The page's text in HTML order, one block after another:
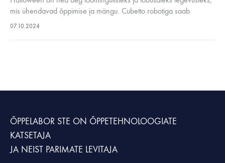
mis ühendavad õppimise ja mängu. Cubetto robotiga saab
Halloweeni tähistada mitmel põneval viisil, mis pakuvad lastele
07.10.2024
ÕPPELABOR STE ON ÕPPETEHNOLOOGIATE
KATSETAJA
JA NEIST PARIMATE LEVITAJA